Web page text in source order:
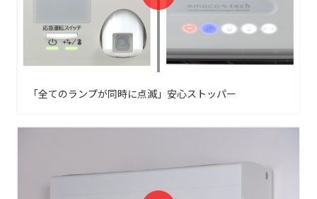
「全てのランプが同時に点滅」安心ストッパー